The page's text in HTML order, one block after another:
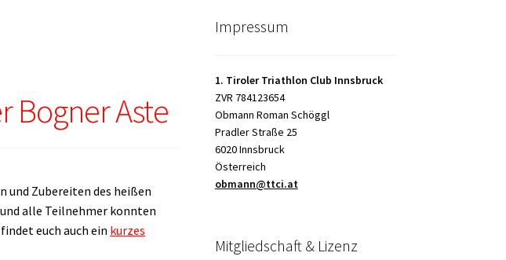
Bogner Aste
und Zubereiten des heißen
alle Teilnehmer konnten
euch auch ein kurzes
Impressum
1. Tiroler Triathlon Club Innsbruck
ZVR 784123654
Obmann Roman Schöggl
Pradler Straße 25
6020 Innsbruck
Österreich
obmann@ttci.at
Mitgliedschaft & Lizenz